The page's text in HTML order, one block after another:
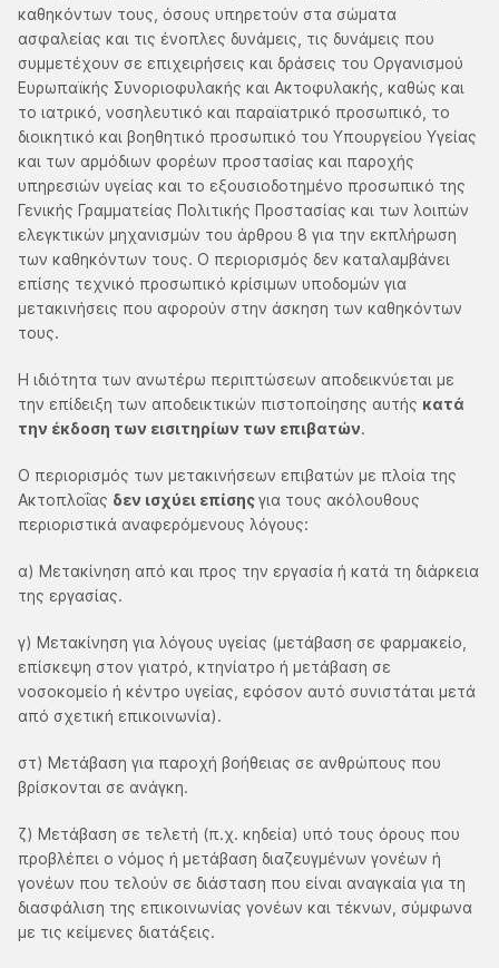
καθηκόντων τους, όσους υπηρετούν στα σώματα
ασφαλείας και τις ένοπλες δυνάμεις, τις δυνάμεις που
συμμετέχουν σε επιχειρήσεις και δράσεις του Οργανισμού
Ευρωπαϊκής Συνοριοφυλακής και Ακτοφυλακής, καθώς και
το ιατρικό, νοσηλευτικό και παραϊατρικό προσωπικό, το
διοικητικό και βοηθητικό προσωπικό του Υπουργείου Υγείας
και των αρμόδιων φορέων προστασίας και παροχής
υπηρεσιών υγείας και το εξουσιοδοτημένο προσωπικό της
Γενικής Γραμματείας Πολιτικής Προστασίας και των λοιπών
ελεγκτικών μηχανισμών του άρθρου 8 για την εκπλήρωση
των καθηκόντων τους. Ο περιορισμός δεν καταλαμβάνει
επίσης τεχνικό προσωπικό κρίσιμων υποδομών για
μετακινήσεις που αφορούν στην άσκηση των καθηκόντων
τους.
Η ιδιότητα των ανωτέρω περιπτώσεων αποδεικνύεται με
την επίδειξη των αποδεικτικών πιστοποίησης αυτής κατά
την έκδοση των εισιτηρίων των επιβατών.
Ο περιορισμός των μετακινήσεων επιβατών με πλοία της
Ακτοπλοΐας δεν ισχύει επίσηςγια τους ακόλουθους
περιοριστικά αναφερόμενους λόγους:
α) Μετακίνηση από και προς την εργασία ή κατά τη διάρκεια
της εργασίας.
γ) Μετακίνηση για λόγους υγείας (μετάβαση σε φαρμακείο,
επίσκεψη στον γιατρό, κτηνίατρο ή μετάβαση σε
νοσοκομείο ή κέντρο υγείας, εφόσον αυτό συνιστάται μετά
από σχετική επικοινωνία).
στ) Μετάβαση για παροχή βοήθειας σε ανθρώπους που
βρίσκονται σε ανάγκη.
ζ) Μετάβαση σε τελετή (π.χ. κηδεία) υπό τους όρους που
προβλέπει ο νόμος ή μετάβαση διαζευγμένων γονέων ή
γονέων που τελούν σε διάσταση που είναι αναγκαία για τη
διασφάλιση της επικοινωνίας γονέων και τέκνων, σύμφωνα
με τις κείμενες διατάξεις.